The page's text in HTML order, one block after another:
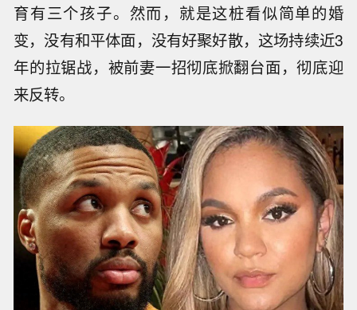
育有三个孩子。然而，就是这桩看似简单的婚
变，没有和平体面，没有好聚好散，这场持续近3
年的拉锯战，被前妻一招彻底掀翻台面，彻底迎
来反转。